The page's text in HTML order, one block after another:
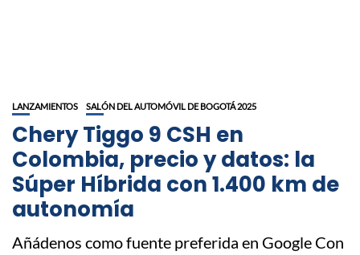
LANZAMIENTOS SALÓN DEL AUTOMÓVIL DE BOGOTÁ 2025
Chery Tiggo 9 CSH en
Colombia, precio y datos: la
Súper Híbrida con 1.400 km de
autonomía
Añádenos como fuente preferida en Google Con